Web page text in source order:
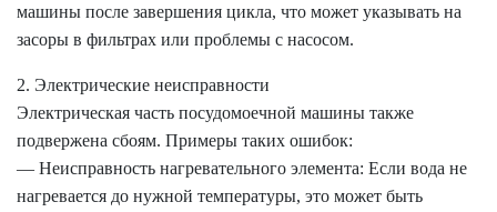
машины после завершения цикла, что может указывать на
засоры в фильтрах или проблемы с насосом.
2. Электрические неисправности
Электрическая часть посудомоечной машины также
подвержена сбоям. Примеры таких ошибок:
— Неисправность нагревательного элемента: Если вода не
нагревается до нужной температуры, это может быть